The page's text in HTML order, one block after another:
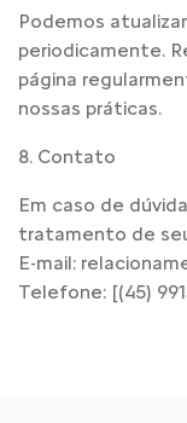
Podemos
periodicamente.
página
nossas práticas.
8. Contato
Em caso de
tratamento de
E-mail:
Telefone: [(45)